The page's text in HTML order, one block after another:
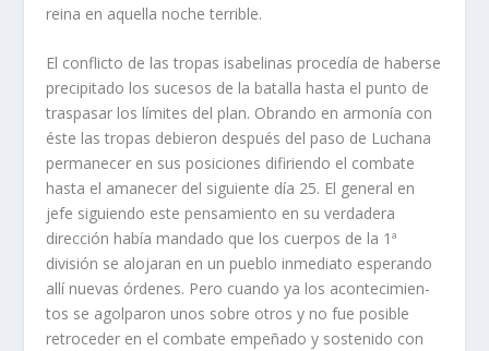
reina en aquella noche terrible.
El conflicto de las tropas isabelinas procedí­a de haberse
precipitado los sucesos de la batalla hasta el punto de
traspasar los lí­mites del plan. Obrando en armoní­a con
éste las tropas debieron después del paso de Luchana
permanecer en sus posiciones difiriendo el combate
hasta el amane­cer del siguiente dí­a 25. El general en
jefe siguien­do este pensamiento en su verdadera
dirección habí­a mandado que los cuerpos de la 1ª
división se alojaran en un pueblo inmediato esperando
allí­ nuevas órdenes. Pero cuando ya los acontecimien­
tos se agolparon unos sobre otros y no fue posible
retroceder en el combate empeñado y sostenido con